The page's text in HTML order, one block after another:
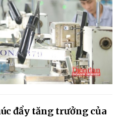
đẩy tăng trưởng của